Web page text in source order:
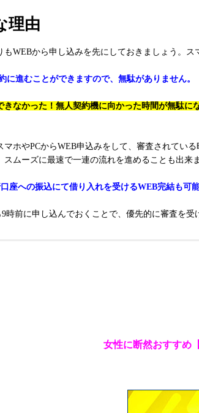
理由
WEBから申し込みを先にしておきましょう。
進むことができますので、無駄がありません。
きなかった！無人契約機に向かった時間が無駄
ホやPCからWEB申込みをして、審査されて
ムーズに最速で一連の流れを進めることも出来ま
座への振込にて借り入れを受けるWEB完結も可
時前に申し込んでおくことで、優先的に審査を
女性に断然おすすめ